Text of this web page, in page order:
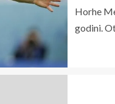
Horhe
godini.